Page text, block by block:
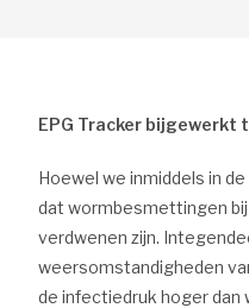
EPG Tracker bijgewerkt
Hoewel we inmiddels in
dat wormbesmettingen
verdwenen zijn.
weersomstandigheden
de infectiedruk hoger dan